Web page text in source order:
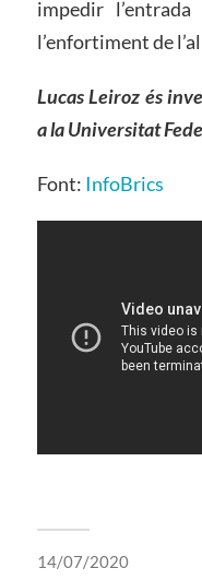
impedir
l’enfortiment de
Lucas Leiroz és
a la Universitat
Font: InfoBrics
14/07/2020